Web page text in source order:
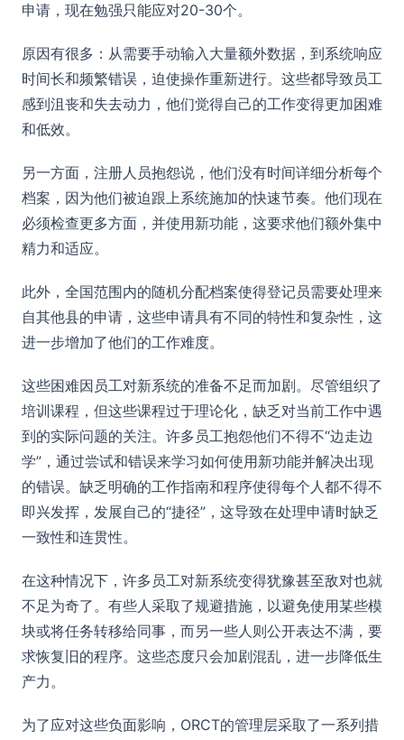
申请，现在勉强只能应对20-30个。
原因有很多：从需要手动输入大量额外数据，到系统响应
时间长和频繁错误，迫使操作重新进行。这些都导致员工
感到沮丧和失去动力，他们觉得自己的工作变得更加困难
和低效。
另一方面，注册人员抱怨说，他们没有时间详细分析每个
档案，因为他们被迫跟上系统施加的快速节奏。他们现在
必须检查更多方面，并使用新功能，这要求他们额外集中
精力和适应。
此外，全国范围内的随机分配档案使得登记员需要处理来
自其他县的申请，这些申请具有不同的特性和复杂性，这
进一步增加了他们的工作难度。
这些困难因员工对新系统的准备不足而加剧。尽管组织了
培训课程，但这些课程过于理论化，缺乏对当前工作中遇
到的实际问题的关注。许多员工抱怨他们不得不“边走边
学”，通过尝试和错误来学习如何使用新功能并解决出现
的错误。缺乏明确的工作指南和程序使得每个人都不得不
即兴发挥，发展自己的“捷径”，这导致在处理申请时缺乏
一致性和连贯性。
在这种情况下，许多员工对新系统变得犹豫甚至敌对也就
不足为奇了。有些人采取了规避措施，以避免使用某些模
块或将任务转移给同事，而另一些人则公开表达不满，要
求恢复旧的程序。这些态度只会加剧混乱，进一步降低生
产力。
为了应对这些负面影响，ORCT的管理层采取了一系列措